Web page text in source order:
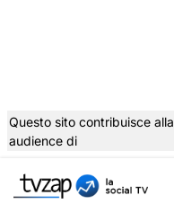
al
Questo sito contribuisce alla
audience di